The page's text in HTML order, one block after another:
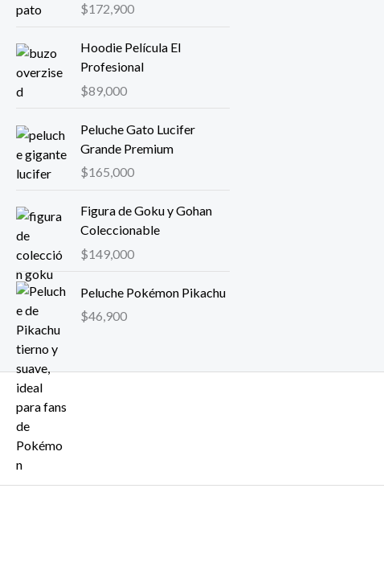
Valorado
$172,900
Hoodie Película El
Profesional
$89,000
Peluche Gato Lucifer
Grande Premium
$165,000
Figura de Goku y Gohan
Coleccionable
$149,000
Peluche Pokémon Pikachu
$46,900